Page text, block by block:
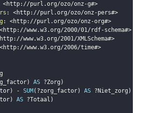
<http://purl.org/ozo/onz-g#>
: <http://purl.org/ozo/onz-pers#>
: <http://purl.org/ozo/onz-org#>
<http://www.w3.org/2000/01/rdf-schema#>
http://www.w3.org/2001/XMLSchema#>
<http://www.w3.org/2006/time#>
) AS ?Zorg )
) - SUM ( ?zorg_factor) AS ?Niet_zorg )
) AS ?Totaal )